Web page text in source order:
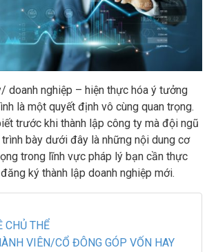
doanh nghiệp – hiện thực hóa ý tưởng
là một quyết định vô cùng quan trọng.
trước khi thành lập công ty mà đội ngũ
trình bày dưới đây là những nội dung cơ
trong lĩnh vực pháp lý bạn cần thực
ký thành lập doanh nghiệp mới.
CHỦ THỂ
VIÊN/CỔ ĐÔNG GÓP VỐN HAY